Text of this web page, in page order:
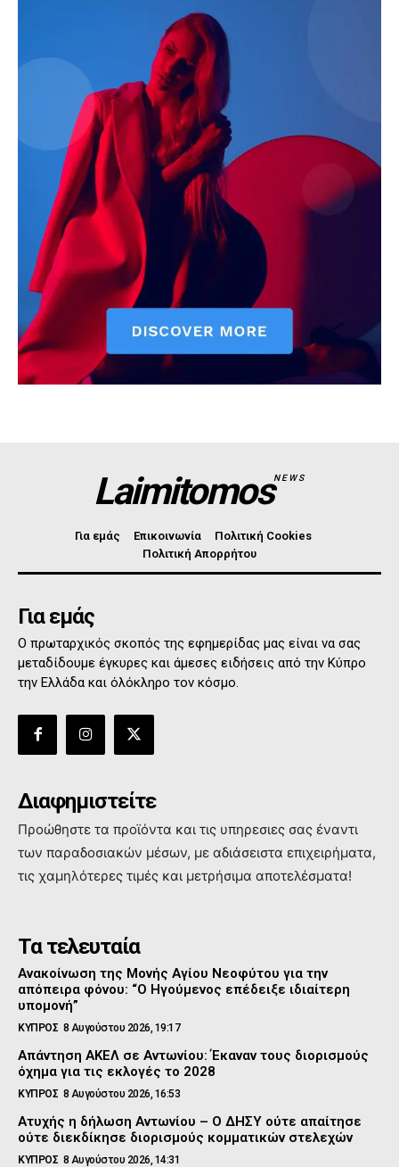
LaimitomosNEWS
Για εμάς Επικοινωνία
Πολιτική Cookies
Πολιτική Απορρήτου
Για εμάς
Ο πρωταρχικός σκοπός της εφημερίδας μας είναι να σας
μεταδίδουμε έγκυρες και άμεσες ειδήσεις από την Κύπρο
την Ελλάδα και όλόκληρο τον κόσμο.
Διαφημιστείτε
Προώθηστε τα προϊόντα και τις υπηρεσιες σας έναντι
των παραδοσιακών μέσων, με αδιάσειστα επιχειρήματα,
τις χαμηλότερες τιμές και μετρήσιμα αποτελέσματα!
Τα τελευταία
Ανακοίνωση της Μονής Αγίου Νεοφύτου για την
απόπειρα φόνου: “Ο Ηγούμενος επέδειξε ιδιαίτερη
υπομονή”
ΚΥΠΡΟΣ 8 Αυγούστου 2026, 19:17
Απάντηση ΑΚΕΛ σε Αντωνίου: Έκαναν τους διορισμούς
όχημα για τις εκλογές το 2028
ΚΥΠΡΟΣ 8 Αυγούστου 2026, 16:53
Ατυχής η δήλωση Αντωνίου – Ο ΔΗΣΥ ούτε απαίτησε
ούτε διεκδίκησε διορισμούς κομματικών στελεχών
ΚΥΠΡΟΣ 8 Αυγούστου 2026, 14:31